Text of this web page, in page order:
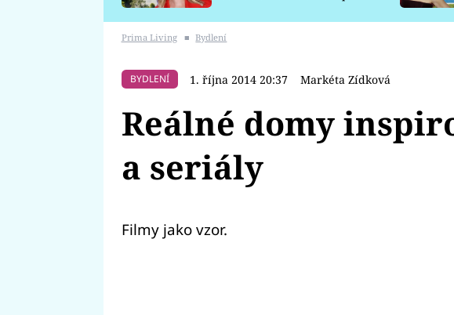
Prima Living ■ Bydlení
BYDLENÍ 1. října 2014 20:37 Markéta Zídková
Reálné domy
a seriály
Filmy jako vzor.